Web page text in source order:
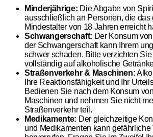
Minderjährige: Die Abgabe von
ausschließlich an Personen, die das
Mindestalter von 18 Jahren erreicht
Schwangerschaft: Der Konsum
der Schwangerschaft kann Ihrem
schwer schaden. Bitte verzichten
vollständig auf alkoholische
Straßenverkehr & Maschinen:
Ihre Reaktionsfähigkeit und Ihr
Bedienen Sie nach dem Konsum
Maschinen und nehmen Sie nicht
Straßenverkehr teil.
Medikamente: Der gleichzeitige
und Medikamenten kann